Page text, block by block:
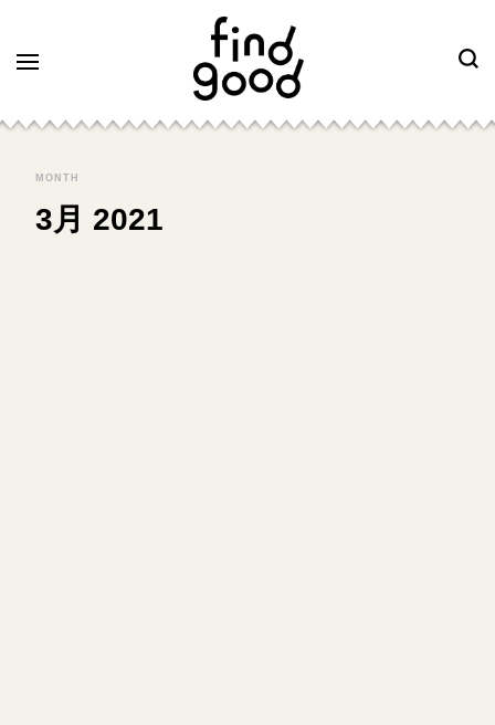
MONTH
3月 2021